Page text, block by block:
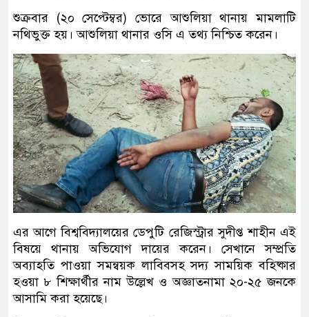
শুক্রবার (২০ সেপ্টেম্বর) ভোরে আশুলিয়া থানায় মামলাটি
নথিভুক্ত হয়। আশুলিয়া থানার ওসি এ তথ্য নিশ্চিত করেন।
এর আগে বিশ্ববিদ্যালয়ের ডেপুটি রেজিস্ট্রার সুদীপ্ত শাহীন এই
বিষয়ে থানায় অভিযোগ দায়ের করেন। সেখানে সম্প্রতি
অব্যাহতি পাওয়া সমন্বয়ক লাবিবসহ সদ্য সাময়িক বহিষ্কার
হওয়া ৮ শিক্ষার্থীর নাম উল্লেখ ও অজ্ঞাতনামা ২০-২৫ জনকে
আসামি করা হয়েছে।